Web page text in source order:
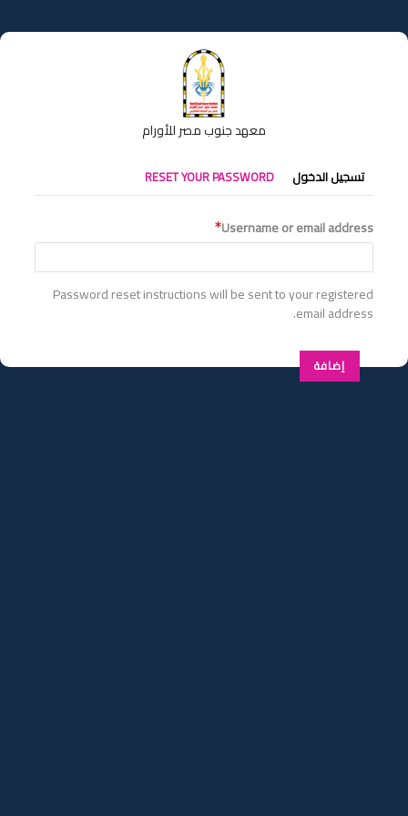
إلى
المحتوى
معهد جنوب مصر للأورام
التبويبات
الأساسية
تسجيل الدخول RESET YOUR PASSWORD
Username or email address
Password reset instructions will be sent to your registered
email address.